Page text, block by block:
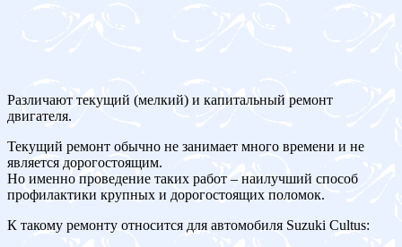
Различают текущий (мелкий) и капитальный ремонт
двигателя.
Текущий ремонт обычно не занимает много времени и не
является дорогостоящим.
Но именно проведение таких работ – наилучший способ
профилактики крупных и дорогостоящих поломок.
К такому ремонту относится для автомобиля Suzuki Cultus: